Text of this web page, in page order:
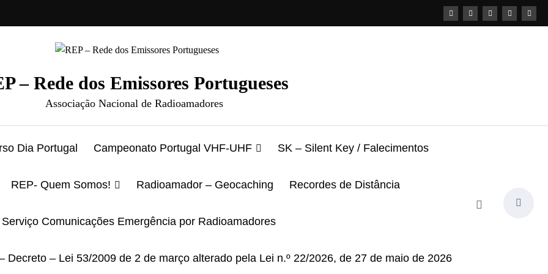
– Rede dos Emissores Portugueses
Associação Nacional de Radioamadores
Dia Portugal Campeonato Portugal VHF-UHF SK – Silent Key / Falecimentos
REP- Quem Somos! Radioamador – Geocaching Recordes de Distância
Comunicações Emergência por Radioamadores
– Lei 53/2009 de 2 de março alterado pela Lei n.º 22/2026, de 27 de maio de 2026